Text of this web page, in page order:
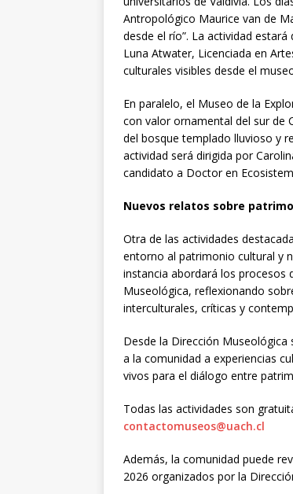
Antropológico Maurice van de
desde el río”. La actividad
Luna Atwater, Licenciada en
culturales visibles desde el
En paralelo, el Museo de la
con valor ornamental del sur de
del bosque templado lluvioso y
actividad será dirigida por
candidato a Doctor en
Nuevos relatos sobre
Otra de las actividades
entorno al patrimonio cultural y
instancia abordará los procesos
Museológica, reflexionando
interculturales, críticas y
Desde la Dirección
a la comunidad a experiencias
vivos para el diálogo entre
Todas las actividades son
contactomuseos@uach.cl
Además, la comunidad puede
2026 organizados por la